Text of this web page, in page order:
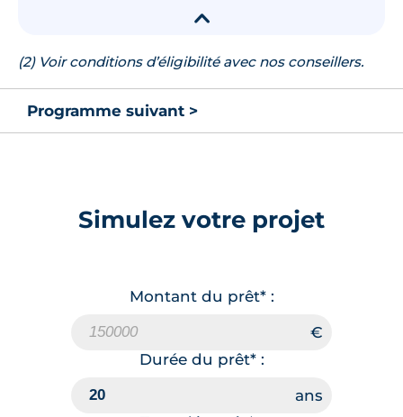
Lot
39.40 m²
1 étage
Terrasse
Surface annexe
▾
(2) Voir conditions d’éligibilité avec nos conseillers.
Programme suivant >
Simulez votre projet
Montant du prêt* :
Durée du prêt* :